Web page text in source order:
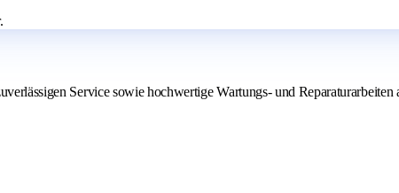
Service sowie hochwertige Wartungs- und Reparaturarbeiten